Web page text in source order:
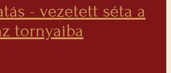
- vezetett séta a
tornyaiba